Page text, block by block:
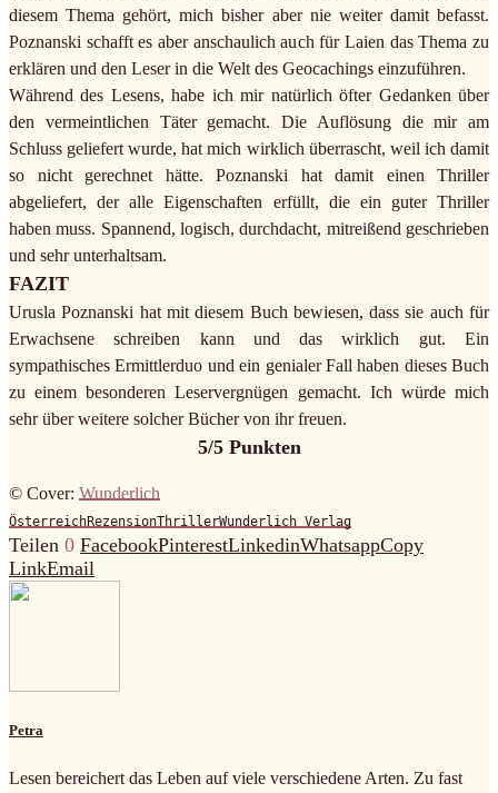
diesem Thema gehört, mich bisher aber nie weiter damit befasst.
Poznanski schafft es aber anschaulich auch für Laien das Thema zu
erklären und den Leser in die Welt des Geocachings einzuführen.
Während des Lesens, habe ich mir natürlich öfter Gedanken über
den vermeintlichen Täter gemacht. Die Auflösung die mir am
Schluss geliefert wurde, hat mich wirklich überrascht, weil ich damit
so nicht gerechnet hätte. Poznanski hat damit einen Thriller
abgeliefert, der alle Eigenschaften erfüllt, die ein guter Thriller
haben muss. Spannend, logisch, durchdacht, mitreißend geschrieben
und sehr unterhaltsam.
FAZIT
Urusla Poznanski hat mit diesem Buch bewiesen, dass sie auch für
Erwachsene schreiben kann und das wirklich gut. Ein
sympathisches Ermittlerduo und ein genialer Fall haben dieses Buch
zu einem besonderen Leservergnügen gemacht. Ich würde mich
sehr über weitere solcher Bücher von ihr freuen.
5/5 Punkten
© Cover: Wunderlich
ÖsterreichRezensionThrillerWunderlich Verlag
Teilen 0 FacebookPinterestLinkedinWhatsappCopy
LinkEmail
Petra
Lesen bereichert das Leben auf viele verschiedene Arten. Zu fast